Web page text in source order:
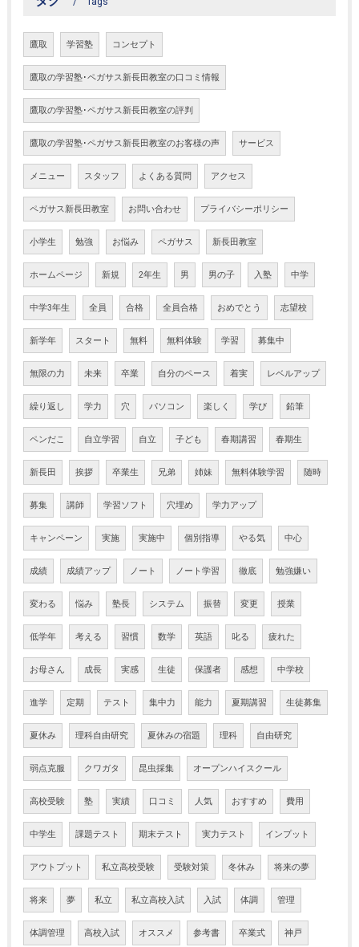
鷹取 学習塾 コンセプト
鷹取の学習塾･ペガサス新長田教室の口コミ情報
鷹取の学習塾･ペガサス新長田教室の評判
鷹取の学習塾･ペガサス新長田教室のお客様の声 サービス
メニュー スタッフ よくある質問 アクセス
ペガサス新長田教室 お問い合わせ プライバシーポリシー
小学生 勉強 お悩み ペガサス 新長田教室
ホームページ 新規 2年生 男 男の子 入塾 中学
中学3年生 全員 合格 全員合格 おめでとう 志望校
新学年 スタート 無料 無料体験 学習 募集中
無限の力 未来 卒業 自分のペース 着実 レベルアップ
繰り返し 学力 穴 パソコン 楽しく 学び 鉛筆
ペンだこ 自立学習 自立 子ども 春期講習 春期生
新長田 挨拶 卒業生 兄弟 姉妹 無料体験学習 随時
募集 講師 学習ソフト 穴埋め 学力アップ
キャンペーン 実施 実施中 個別指導 やる気 中心
成績 成績アップ ノート ノート学習 徹底 勉強嫌い
変わる 悩み 塾長 システム 振替 変更 授業
低学年 考える 習慣 数学 英語 叱る 疲れた
お母さん 成長 実感 生徒 保護者 感想 中学校
進学 定期 テスト 集中力 能力 夏期講習 生徒募集
夏休み 理科自由研究 夏休みの宿題 理科 自由研究
弱点克服 クワガタ 昆虫採集 オープンハイスクール
高校受験 塾 実績 口コミ 人気 おすすめ 費用
中学生 課題テスト 期末テスト 実力テスト インプット
アウトプット 私立高校受験 受験対策 冬休み 将来の夢
将来 夢 私立 私立高校入試 入試 体調 管理
体調管理 高校入試 オススメ 参考書 卒業式 神戸